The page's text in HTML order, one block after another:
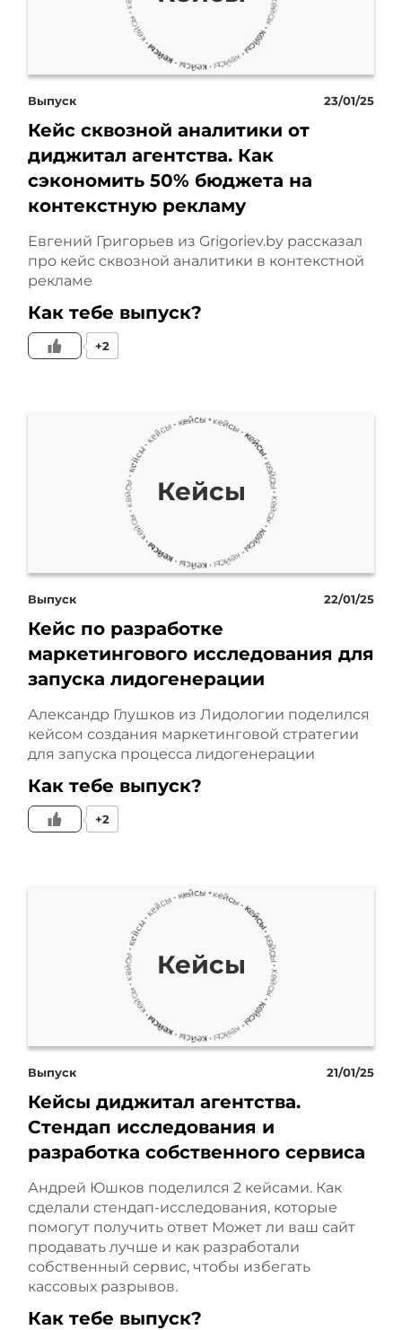
Выпуск 23/01/25
Кейс сквозной аналитики от
диджитал агентства. Как
сэкономить 50% бюджета на
контекстную рекламу
Евгений Григорьев из Grigoriev.by рассказал
про кейс сквозной аналитики в контекстной
рекламе
Как тебе выпуск?
+2
Кейсы
Выпуск 22/01/25
Кейс по разработке
маркетингового исследования для
запуска лидогенерации
Александр Глушков из Лидологии поделился
кейсом создания маркетинговой стратегии
для запуска процесса лидогенерации
Как тебе выпуск?
+2
Кейсы
Выпуск 21/01/25
Кейсы диджитал агентства.
Стендап исследования и
разработка собственного сервиса
Андрей Юшков поделился 2 кейсами. Как
сделали стендап-исследования, которые
помогут получить ответ Может ли ваш сайт
продавать лучше и как разработали
собственный сервис, чтобы избегать
кассовых разрывов.
Как тебе выпуск?